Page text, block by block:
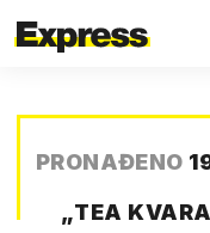
PRONAĐENO
„TEA